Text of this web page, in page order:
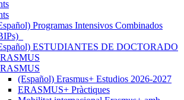
Programas Intensivos Combinados
ESTUDIANTES DE DOCTORADO
(Español) Erasmus+ Estudios 2026-2027
ERASMUS+ Pràctiques